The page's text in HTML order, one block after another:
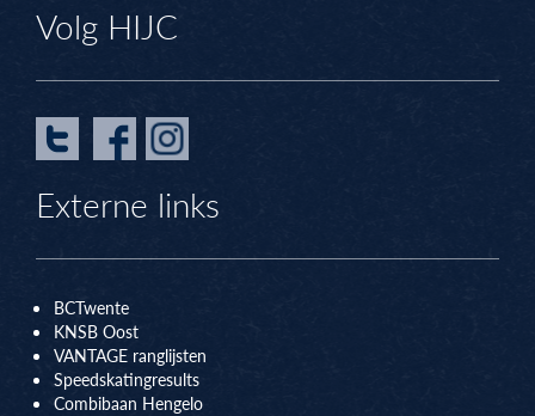
Volg HIJC
Externe links
BCTwente
KNSB Oost
VANTAGE ranglijsten
Speedskatingresults
Combibaan Hengelo